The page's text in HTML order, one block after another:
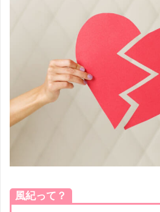
風紀って？